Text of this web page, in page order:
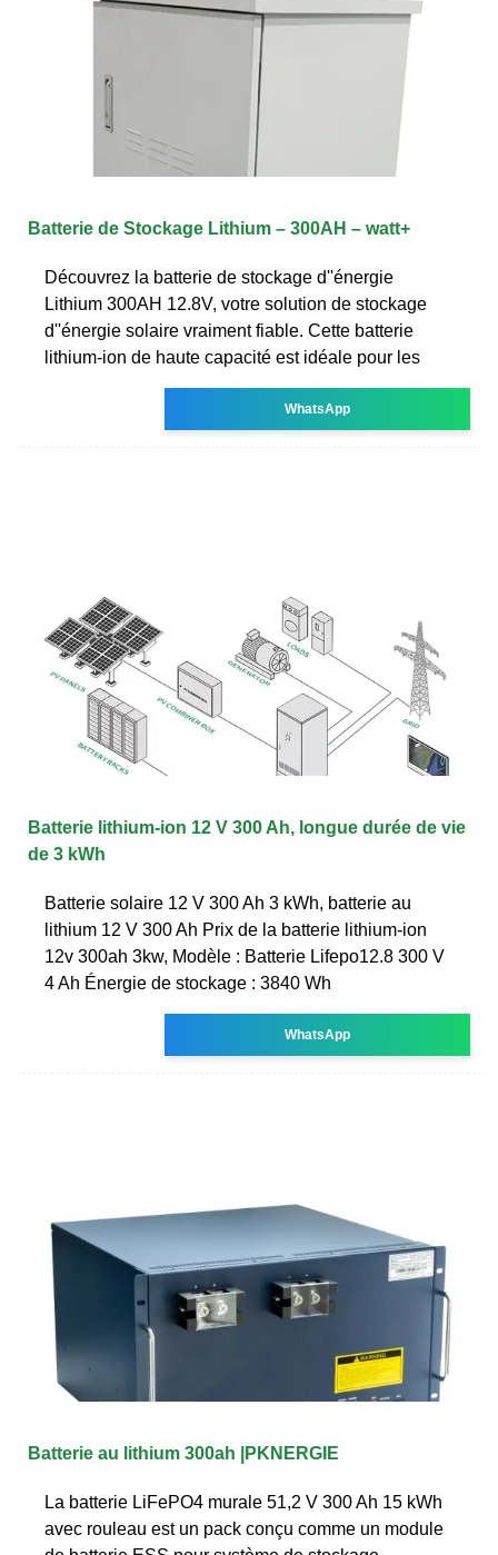
Batterie de Stockage Lithium – 300AH – watt+
Découvrez la batterie de stockage d''énergie
Lithium 300AH 12.8V, votre solution de stockage
d''énergie solaire vraiment fiable. Cette batterie
lithium-ion de haute capacité est idéale pour les
WhatsApp
Batterie lithium-ion 12 V 300 Ah, longue durée de vie
de 3 kWh
Batterie solaire 12 V 300 Ah 3 kWh, batterie au
lithium 12 V 300 Ah Prix de la batterie lithium-ion
12v 300ah 3kw, Modèle : Batterie Lifepo12.8 300 V
4 Ah Énergie de stockage : 3840 Wh
WhatsApp
Batterie au lithium 300ah |PKNERGIE
La batterie LiFePO4 murale 51,2 V 300 Ah 15 kWh
avec rouleau est un pack conçu comme un module